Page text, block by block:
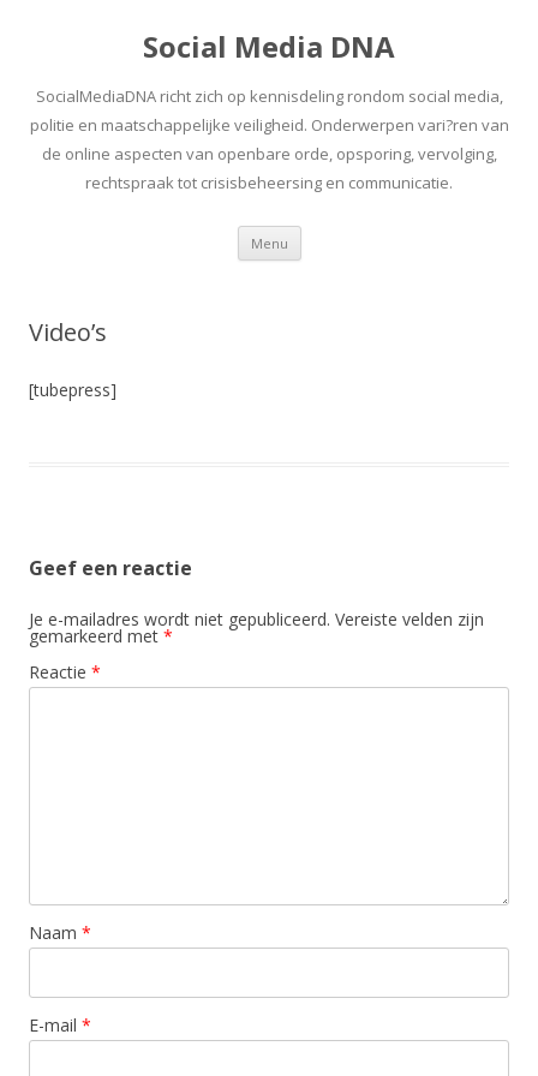
Social Media DNA
SocialMediaDNA richt zich op kennisdeling rondom social media,
politie en maatschappelijke veiligheid. Onderwerpen vari?ren van
de online aspecten van openbare orde, opsporing, vervolging,
rechtspraak tot crisisbeheersing en communicatie.
Menu Spring
inhoud
Video’s
[tubepress]
Geef een reactie
Je e-mailadres wordt niet gepubliceerd. Vereiste velden zijn
gemarkeerd met *
Reactie *
Naam *
E-mail *